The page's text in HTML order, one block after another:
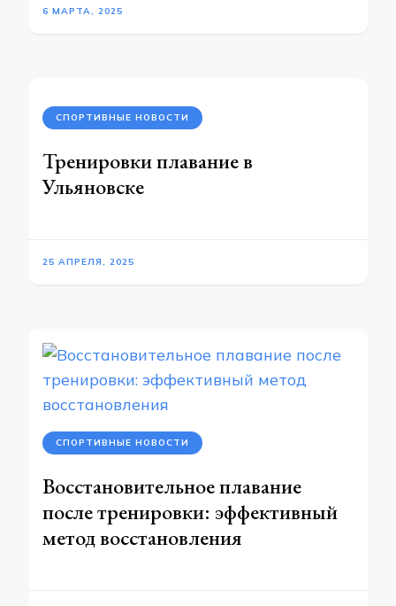
6 МАРТА, 2025
СПОРТИВНЫЕ НОВОСТИ
Тренировки плавание в
Ульяновске
25 АПРЕЛЯ, 2025
СПОРТИВНЫЕ НОВОСТИ
Восстановительное плавание
после тренировки: эффективный
метод восстановления